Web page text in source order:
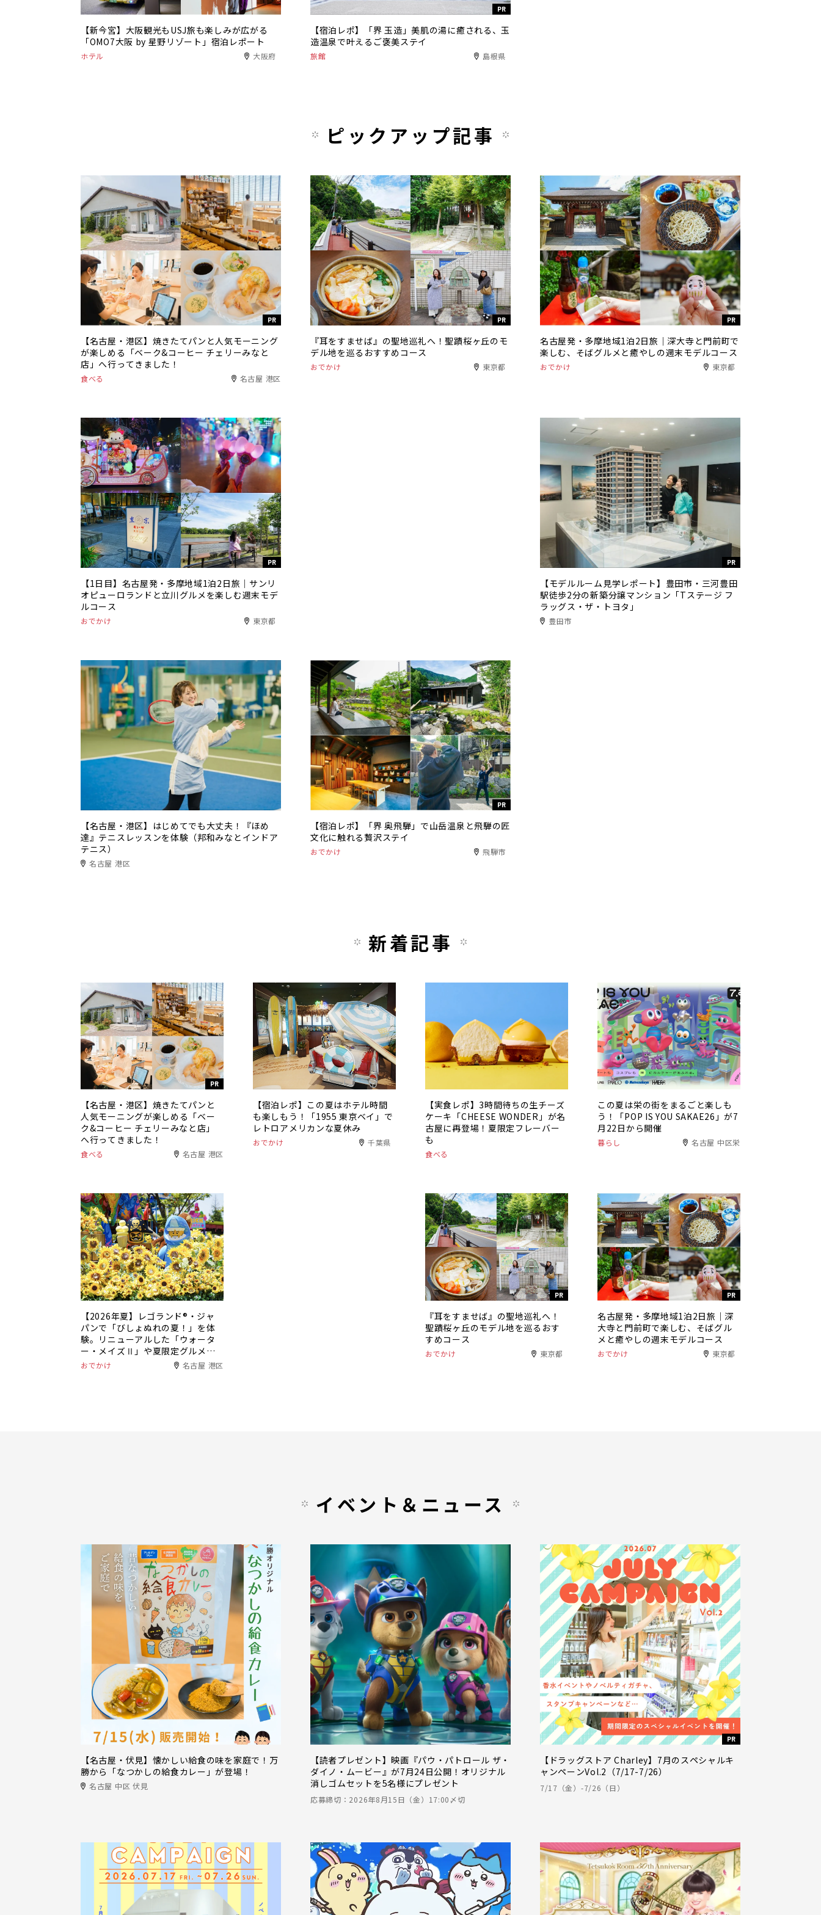
【新今宮】大阪観光もUSJ旅も楽しみが広がる
「OMO7大阪 by 星野リゾート」宿泊レポート
ホテル 大阪府
PR
【宿泊レポ】「界 玉造」美肌の湯に癒される、玉
造温泉で叶えるご褒美ステイ
旅館 島根県
ピックアップ記事
PR
【名古屋・港区】焼きたてパンと人気モーニング
が楽しめる「ベーク&コーヒー チェリーみなと
店」へ行ってきました！
食べる 名古屋 港区
PR
『耳をすませば』の聖地巡礼へ！聖蹟桜ヶ丘のモ
デル地を巡るおすすめコース
おでかけ 東京都
PR
名古屋発・多摩地域1泊2日旅｜深大寺と門前町で
楽しむ、そばグルメと癒やしの週末モデルコース
おでかけ 東京都
PR
【1日目】名古屋発・多摩地域1泊2日旅｜サンリ
オピューロランドと立川グルメを楽しむ週末モデ
ルコース
おでかけ 東京都
PR
【モデルルーム見学レポート】豊田市・三河豊田
駅徒歩2分の新築分譲マンション「Tステージ フ
ラッグス・ザ・トヨタ」
豊田市
【名古屋・港区】はじめてでも大丈夫！『ほめ
達』テニスレッスンを体験（邦和みなとインドア
テニス）
名古屋 港区
PR
【宿泊レポ】「界 奥飛騨」で山岳温泉と飛騨の匠
文化に触れる贅沢ステイ
おでかけ 飛騨市
新着記事
PR
【名古屋・港区】焼きたてパンと
人気モーニングが楽しめる「ベー
ク&コーヒー チェリーみなと店」
へ行ってきました！
食べる 名古屋 港区
【宿泊レポ】この夏はホテル時間
も楽しもう！「1955 東京ベイ」で
レトロアメリカンな夏休み
おでかけ 千葉県
【実食レポ】3時間待ちの生チーズ
ケーキ「CHEESE WONDER」が名
古屋に再登場！夏限定フレーバー
も
食べる
この夏は栄の街をまるごと楽しも
う！「POP IS YOU SAKAE26」が7
月22日から開催
暮らし 名古屋 中区栄
【2026年夏】レゴランド®・ジャ
パンで「びしょぬれの夏！」を体
験。リニューアルした「ウォータ
ー・メイズⅡ」や夏限定グルメも
登場
おでかけ 名古屋 港区
PR
『耳をすませば』の聖地巡礼へ！
聖蹟桜ヶ丘のモデル地を巡るおす
すめコース
おでかけ 東京都
PR
名古屋発・多摩地域1泊2日旅｜深
大寺と門前町で楽しむ、そばグル
メと癒やしの週末モデルコース
おでかけ 東京都
イベント＆ニュース
【名古屋・伏見】懐かしい給食の味を家庭で！万
勝から「なつかしの給食カレー」が登場！
名古屋 中区 伏見
【読者プレゼント】映画『パウ・パトロール ザ・
ダイノ・ムービー』が7月24日公開！オリジナル
消しゴムセットを5名様にプレゼント
応募締切：2026年8月15日（金）17:00〆切
PR
【ドラッグストア Charley】7月のスペシャルキ
ャンペーンVol.2（7/17-7/26）
7/17（金）-7/26（日）